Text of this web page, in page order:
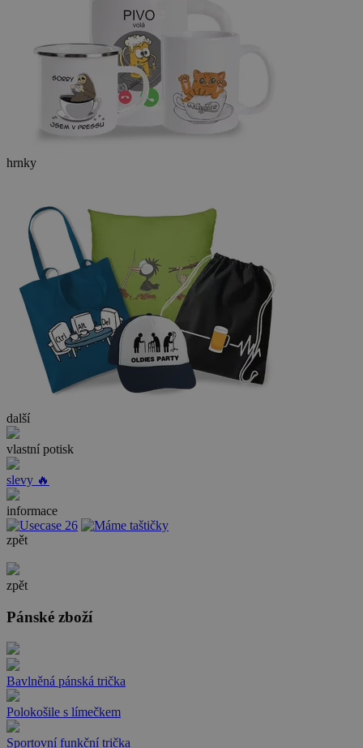
hrnky
další
vlastní potisk
slevy 🔥
informace
zpět
zpět
Pánské zboží
Bavlněná pánská trička
Polokošile s límečkem
Sportovní funkční trička